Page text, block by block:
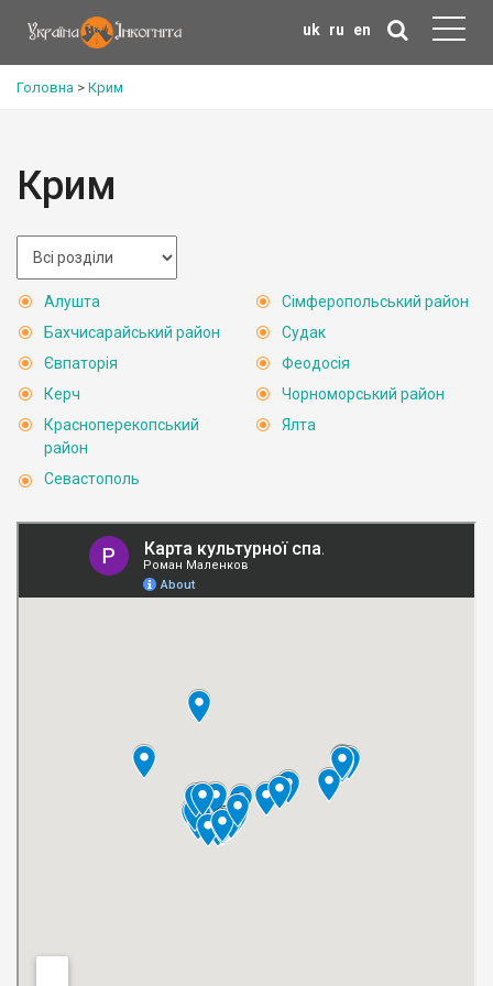
uk ru en
Головна > Крим
Крим
Алушта
Бахчисарайський район
Євпаторія
Керч
Красноперекопський
район
Севастополь
Сімферопольський район
Судак
Феодосія
Чорноморський район
Ялта